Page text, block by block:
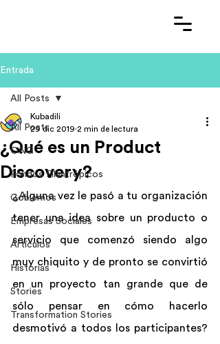
Entrada
All Posts
ONG
Fondos Filantrópicos
Gobiernos
Empresas Sociales
Artículos
Historias
Stories
Transformation Stories
All Posts
¿Qué es un Product
Discovery?
Kubadili
29 dic 2019 2 min de lectura
¿Alguna vez le pasó a tu organización
tener una idea sobre un producto o
servicio que comenzó siendo algo
muy chiquito y de pronto se convirtió
en un proyecto tan grande que de
sólo pensar en cómo hacerlo
desmotivó a todos los participantes?